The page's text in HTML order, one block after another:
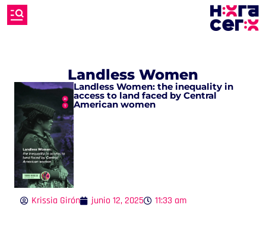
Landless Women
Landless Women: the inequality in
access to land faced by Central
American women
Krissia Girón junio 12, 2025 11:33 am